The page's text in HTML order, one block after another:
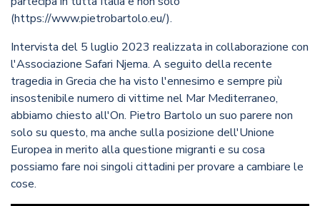
(https://www.pietrobartolo.eu/).
Intervista del 5 luglio 2023 realizzata in collaborazione con
l'Associazione Safari Njema. A seguito della recente
tragedia in Grecia che ha visto l'ennesimo e sempre più
insostenibile numero di vittime nel Mar Mediterraneo,
abbiamo chiesto all'On. Pietro Bartolo un suo parere non
solo su questo, ma anche sulla posizione dell'Unione
Europea in merito alla questione migranti e su cosa
possiamo fare noi singoli cittadini per provare a cambiare le
cose.